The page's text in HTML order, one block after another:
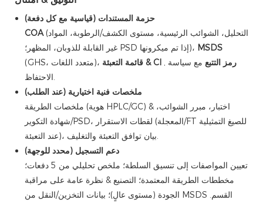
حزمة المستندات (قياسية مع كل دفعة)
COA(التحليل، الشوائب الرئيسية، مستوى الكشف/الرطوبة، المواد
غير القابلة للذوبان، المظهر؛ PSD إذا تم ميكرونها)، MSDS
(GHS، متعدد اللغات)،
قائمة التعبئة & CI , رمز التتبع مع سياسة
الاحتفاظ.
ملخصات فنية اختيارية (عند الطلب)
ملخصات الطريقة (هوية HPLC/GC) & اختبار، مبرر الشوائب،
شهادة التكوير/PSD، لقطات الاستقرار (المعجلة/FT للصيغ التمثيلية
عند التعبئة)، بيان توافق التعبئة والتغليف.
دعم التسجيل (محدد للوجهة)
تعيين المواصفات إلى تنسيق السلطة؛ ملخص تحليلي من 5 دفعات؛
مخططات الطريقة المعتمدة؛ التصنيع & نظرة عامة على مراقبة
الجودة (مستوى عالٍ)؛ بيانات التخزين/النقل من MSDS القسم.